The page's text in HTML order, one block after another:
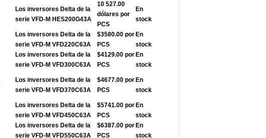
Los inversores Delta de la
serie VFD-M HES200G43A
10 527.00
dólares por
PCS
En
stock
Los inversores Delta de la
serie VFD-M VFD220C63A
$3580.00 por
PCS
En
stock
Los inversores Delta de la
serie VFD-M VFD300C63A
$4129.00 por
PCS
En
stock
Los inversores Delta de la
serie VFD-M VFD370C63A
$4677.00 por
PCS
En
stock
Los inversores Delta de la
serie VFD-M VFD450C63A
$5741.00 por
PCS
En
stock
Los inversores Delta de la
serie VFD-M VFD550C63A
$6387.00 por
PCS
En
stock